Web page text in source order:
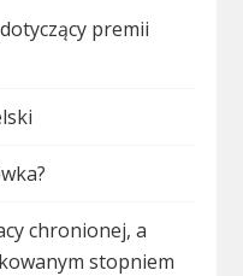
premii
chronionej, a
stopniem